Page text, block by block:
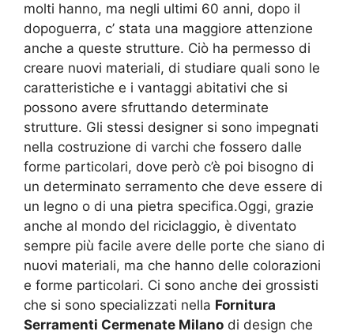
molti hanno, ma negli ultimi 60 anni, dopo il
dopoguerra, c’ stata una maggiore attenzione
anche a queste strutture. Ciò ha permesso di
creare nuovi materiali, di studiare quali sono le
caratteristiche e i vantaggi abitativi che si
possono avere sfruttando determinate
strutture. Gli stessi designer si sono impegnati
nella costruzione di varchi che fossero dalle
forme particolari, dove però c’è poi bisogno di
un determinato serramento che deve essere di
un legno o di una pietra specifica.Oggi, grazie
anche al mondo del riciclaggio, è diventato
sempre più facile avere delle porte che siano di
nuovi materiali, ma che hanno delle colorazioni
e forme particolari. Ci sono anche dei grossisti
che si sono specializzati nella Fornitura
Serramenti Cermenate Milano di design che